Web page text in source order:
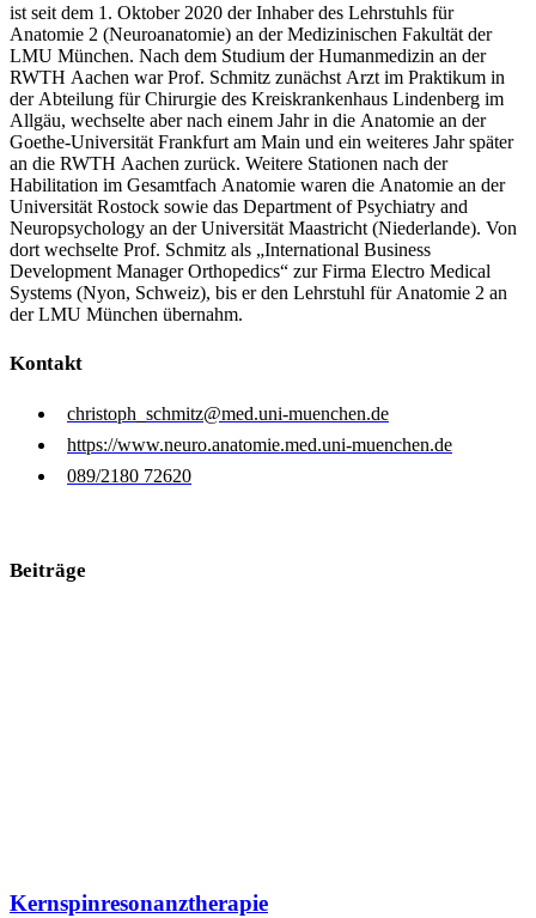
ist seit dem 1. Oktober 2020 der Inhaber des Lehrstuhls für
Anatomie 2 (Neuroanatomie) an der Medizinischen Fakultät der
LMU München. Nach dem Studium der Humanmedizin an der
RWTH Aachen war Prof. Schmitz zunächst Arzt im Praktikum in
der Abteilung für Chirurgie des Kreiskrankenhaus Lindenberg im
Allgäu, wechselte aber nach einem Jahr in die Anatomie an der
Goethe-Universität Frankfurt am Main und ein weiteres Jahr später
an die RWTH Aachen zurück. Weitere Stationen nach der
Habilitation im Gesamtfach Anatomie waren die Anatomie an der
Universität Rostock sowie das Department of Psychiatry and
Neuropsychology an der Universität Maastricht (Niederlande). Von
dort wechselte Prof. Schmitz als „International Business
Development Manager Orthopedics“ zur Firma Electro Medical
Systems (Nyon, Schweiz), bis er den Lehrstuhl für Anatomie 2 an
der LMU München übernahm.
Kontakt
christoph_schmitz@med.uni-muenchen.de
https://www.neuro.anatomie.med.uni-muenchen.de
089/2180 72620
Beiträge
Kernspinresonanztherapie